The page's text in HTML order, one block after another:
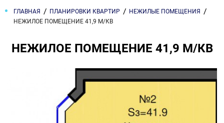
ГЛАВНАЯ ПЛАНИРОВКИ КВАРТИР
НЕЖИЛЫЕ ПОМЕЩЕНИЯ
НЕЖИЛОЕ ПОМЕЩЕНИЕ 41,9 М/КВ
НЕЖИЛОЕ ПОМЕЩЕНИЕ 41,9 М/КВ